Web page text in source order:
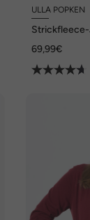
ULLA POPKEN
Strickfleece-
69,99€